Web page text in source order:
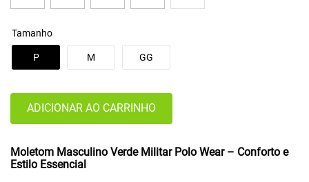
Tamanho
GG
M
P
ADICIONAR AO CARRINHO
Moletom Masculino Verde Militar Polo Wear – Conforto e
Estilo Essencial